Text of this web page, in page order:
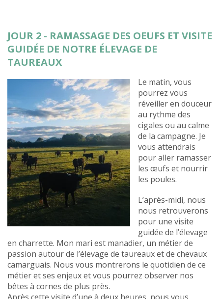
JOUR 2 - RAMASSAGE DES OEUFS ET VISITE
GUIDÉE DE NOTRE ÉLEVAGE DE
TAUREAUX
Le matin, vous
pourrez vous
réveiller en douceur
au rythme des
cigales ou au calme
de la campagne. Je
vous attendrais
pour aller ramasser
les œufs et nourrir
les poules.
L’après-midi, nous
nous retrouverons
pour une visite
guidée de l’élevage
en charrette. Mon mari est manadier, un métier de
passion autour de l’élevage de taureaux et de chevaux
camarguais. Nous vous montrerons le quotidien de ce
métier et ses enjeux et vous pourrez observer nos
bêtes à cornes de plus près.